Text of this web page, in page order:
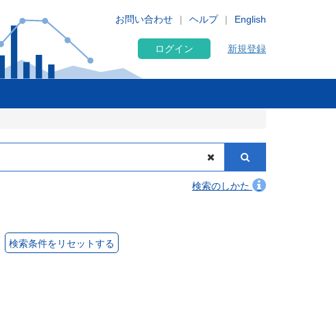
English
お問い合わせ ヘルプ
ログイン 新規登録
検索のしかた
検索条件をリセットする